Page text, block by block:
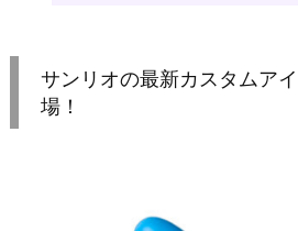
サンリオの最新カスタムア
場！